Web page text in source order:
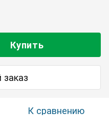
Купить
К сравнению